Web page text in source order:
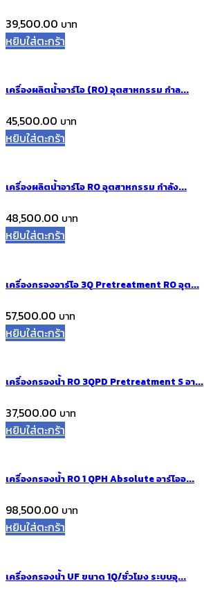
39,500.00
หยิบใส่ตะกร้า
เครื่องผลิตน้ำอาร์โอ (RO) อุตสาหกรรม กำล...
45,500.00
หยิบใส่ตะกร้า
เครื่องผลิตน้ำอาร์โอ RO อุตสาหกรรม กำลัง...
48,500.00
หยิบใส่ตะกร้า
เครื่องกรองอาร์โอ 3Q Pretreatment RO อุต...
57,500.00
หยิบใส่ตะกร้า
เครื่องกรองน้ำ RO 3QPD Pretreatment S อา...
37,500.00
หยิบใส่ตะกร้า
เครื่องกรองน้ำ RO 1 QPH Absolute อาร์โออ...
98,500.00
หยิบใส่ตะกร้า
เครื่องกรองน้ำ UF ขนาด 1Q/ชั่วโมง ระบบอุ...